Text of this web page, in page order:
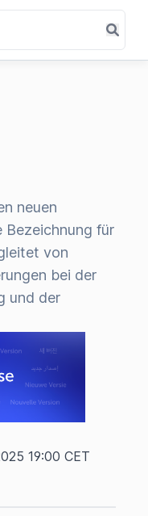
neuen
für
von
bei der
und der
19:00 CET